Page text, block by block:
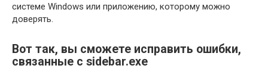
системе Windows или приложению, которому можно
доверять.
Вот так, вы сможете исправить ошибки,
связанные с sidebar.exe